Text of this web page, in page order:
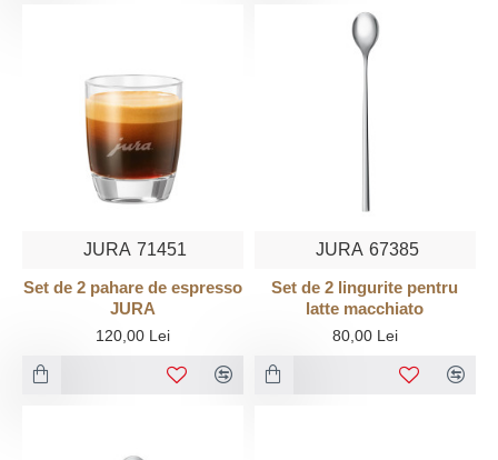
JURA 71451
Set de 2 pahare de espresso
JURA
120,00 Lei
JURA 67385
Set de 2 lingurite pentru
latte macchiato
80,00 Lei